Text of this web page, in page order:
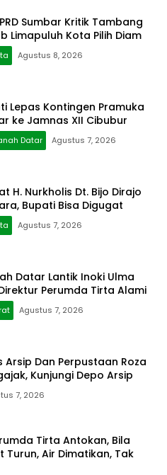
Sumbar Kritik Tambang
Limapuluh Kota Pilih Diam
Agustus 8, 2026
Lepas Kontingen Pramuka
ke Jamnas XII Cibubur
Datar Agustus 7, 2026
H. Nurkholis Dt. Bijo Dirajo
Bupati Bisa Digugat
Agustus 7, 2026
Datar Lantik Inoki Ulma
Perumda Tirta Alami
Agustus 7, 2026
Arsip Dan Perpustaan Roza
Kunjungi Depo Arsip
7, 2026
Tirta Antokan, Bila
Turun, Air Dimatikan, Tak